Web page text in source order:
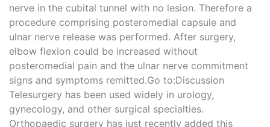
nerve in the cubital tunnel with no lesion. Therefore a
procedure comprising posteromedial capsule and
ulnar nerve release was performed. After surgery,
elbow flexion could be increased without
posteromedial pain and the ulnar nerve commitment
signs and symptoms remitted.Go to:Discussion
Telesurgery has been used widely in urology,
gynecology, and other surgical specialties.
Orthopaedic surgery has just recently added this